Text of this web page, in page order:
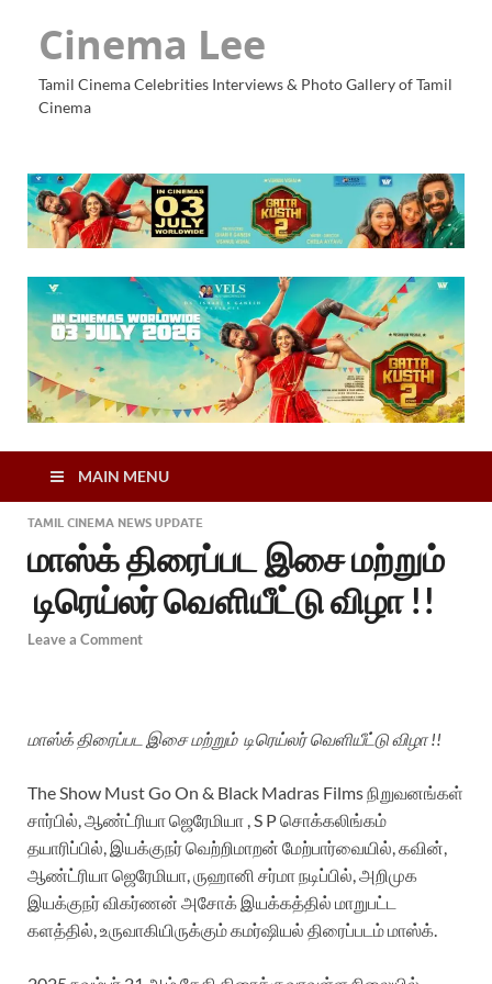
Cinema Lee
Tamil Cinema Celebrities Interviews & Photo Gallery of Tamil
Cinema
MAIN MENU
TAMIL CINEMA NEWS UPDATE
மாஸ்க் திரைப்பட இசை மற்றும்
டிரெய்லர் வெளியீட்டு விழா !!
Leave a Comment
மாஸ்க் திரைப்பட இசை மற்றும் டிரெய்லர் வெளியீட்டு விழா !!
The Show Must Go On & Black Madras Films நிறுவனங்கள்
சார்பில், ஆண்ட்ரியா ஜெரேமியா , S P சொக்கலிங்கம்
தயாரிப்பில், இயக்குநர் வெற்றிமாறன் மேற்பார்வையில், கவின்,
ஆண்ட்ரியா ஜெரேமியா, ருஹானி சர்மா நடிப்பில், அறிமுக
இயக்குநர் விகர்ணன் அசோக் இயக்கத்தில் மாறுபட்ட
களத்தில், உருவாகியிருக்கும் கமர்ஷியல் திரைப்படம் மாஸ்க்.